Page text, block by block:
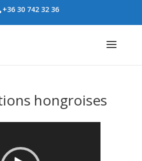
+36 30 742 32 36
hongroises